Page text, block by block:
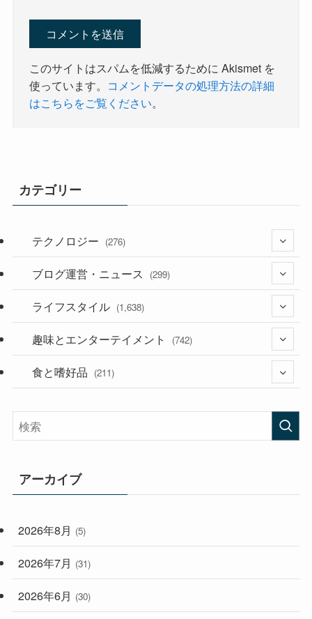
このサイトはスパムを低減するために Akismet を
使っています。 コメントデータの処理方法の詳細
はこちらをご覧ください。
カテゴリー
テクノロジー (276)
(36)
(187)
ブログ運営・ニュース (299)
(118)
(181)
ライフスタイル (1,638)
(394)
(282)
(33)
(248)
趣味とエンターテイメント (742)
(56)
食と嗜好品 (211)
アーカイブ
2026年8月 (5)
2026年7月 (31)
2026年6月 (30)